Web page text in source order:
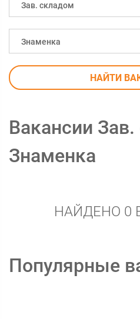
Зав. складом
Знаменка
НАЙТИ
Вакансии
Знаменка
НАЙДЕНО 0
Популярные